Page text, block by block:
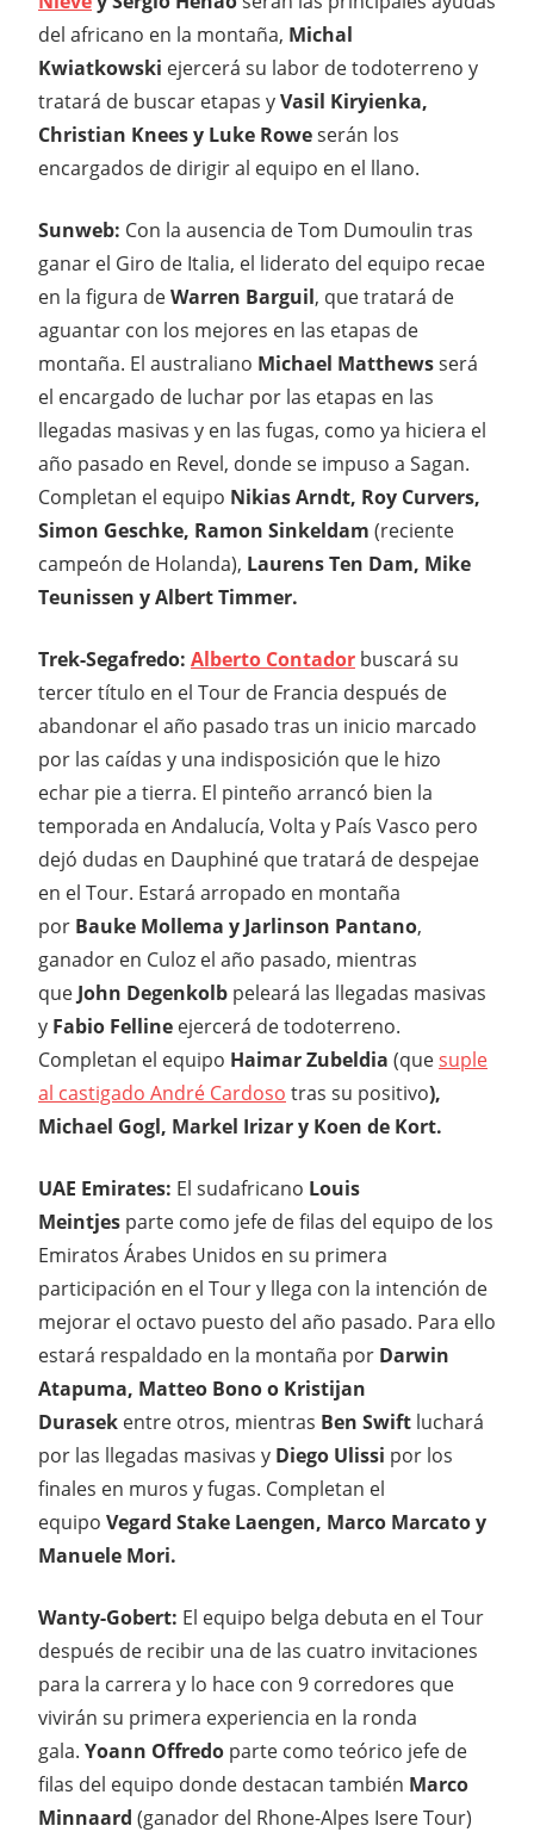
del africano en la montaña, Michal
Kwiatkowski ejercerá su labor de todoterreno y
tratará de buscar etapas yVasil Kiryienka,
Christian Knees y Luke Roweserán los
encargados de dirigir al equipo en el llano.
Sunweb: Con la ausencia de Tom Dumoulin tras
ganar el Giro de Italia, el liderato del equipo recae
en la figura deWarren Barguil, que tratará de
aguantar con los mejores en las etapas de
montaña. El australiano Michael Matthewsserá
el encargado de luchar por las etapas en las
llegadas masivas y en las fugas, como ya hiciera el
año pasado en Revel, donde se impuso a Sagan.
Completan el equipo Nikias Arndt, Roy Curvers,
Simon Geschke, Ramon Sinkeldam (reciente
campeón de Holanda), Laurens Ten Dam, Mike
Teunissen y Albert Timmer.
Trek-Segafredo: Alberto Contador buscará su
tercer título en el Tour de Francia después de
abandonar el año pasado tras un inicio marcado
por las caídas y una indisposición que le hizo
echar pie a tierra. El pinteño arrancó bien la
temporada en Andalucía, Volta y País Vasco pero
dejó dudas en Dauphiné que tratará de despejae
en el Tour. Estará arropado en montaña
por Bauke Mollema y Jarlinson Pantano,
ganador en Culoz el año pasado, mientras
que John Degenkolb peleará las llegadas masivas
y Fabio Felline ejercerá de todoterreno.
Completan el equipo Haimar Zubeldia (quesuple
al castigado André Cardoso tras su positivo),
Michael Gogl, Markel Irizar y Koen de Kort.
UAE Emirates: El sudafricano Louis
Meintjes parte como jefe de filas del equipo de los
Emiratos Árabes Unidos en su primera
participación en el Tour y llega con la intención de
mejorar el octavo puesto del año pasado. Para ello
estará respaldado en la montaña por Darwin
Atapuma, Matteo Bono o Kristijan
Durasek entre otros, mientras Ben Swift luchará
por las llegadas masivas y Diego Ulissi por los
finales en muros y fugas. Completan el
equipo Vegard Stake Laengen, Marco Marcato y
Manuele Mori.
Wanty-Gobert: El equipo belga debuta en el Tour
después de recibir una de las cuatro invitaciones
para la carrera y lo hace con 9 corredores que
vivirán su primera experiencia en la ronda
gala. Yoann Offredo parte como teórico jefe de
filas del equipo donde destacan también Marco
Minnaard (ganador del Rhone-Alpes Isere Tour)